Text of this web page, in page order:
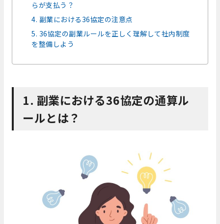
らが支払う？
4. 副業における36協定の注意点
5. 36協定の副業ルールを正しく理解して社内制度
を整備しよう
1. 副業における36協定の通算ル
ールとは？